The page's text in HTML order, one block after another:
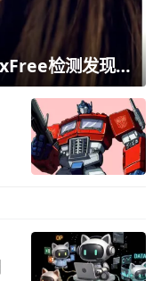
81款主流耳机全军覆没：ToxFree检测发现均含对人体有害化学物质